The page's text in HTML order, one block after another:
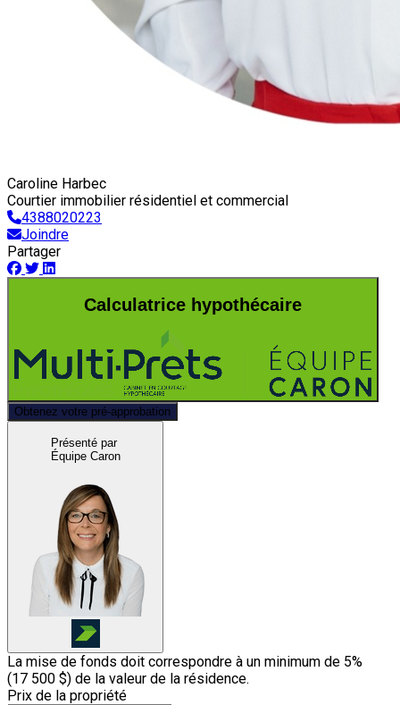
Caroline Harbec
Courtier immobilier résidentiel et commercial
4388020223
Joindre
Partager
Calculatrice hypothécaire
Obtenez votre pré-approbation
Présenté par
Équipe Caron
La mise de fonds doit correspondre à un minimum de 5%
(17 500 $) de la valeur de la résidence.
Prix de la propriété